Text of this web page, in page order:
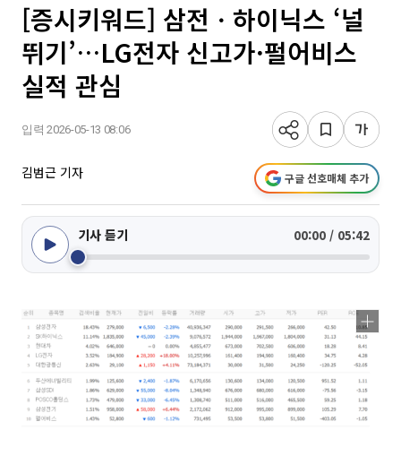
[증시키워드] 삼전ㆍ하이닉스 ‘널
뛰기’…LG전자 신고가·펄어비스
실적 관심
입력 2026-05-13 08:06
김범근 기자 구글 선호매체 추가
기사 듣기 00:00 / 05:42